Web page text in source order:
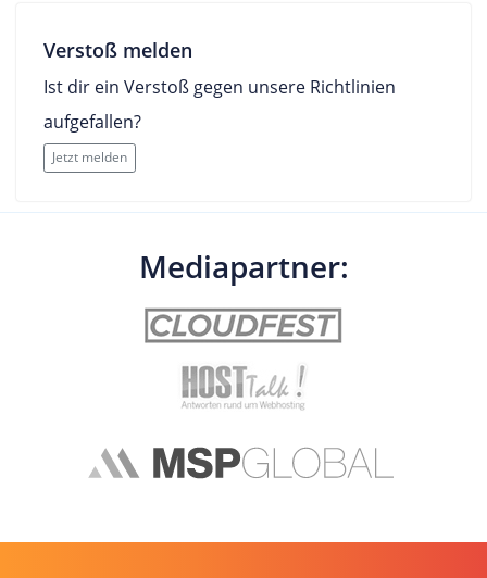
Verstoß melden
Ist dir ein Verstoß gegen unsere Richtlinien
aufgefallen?
Jetzt melden
Mediapartner: